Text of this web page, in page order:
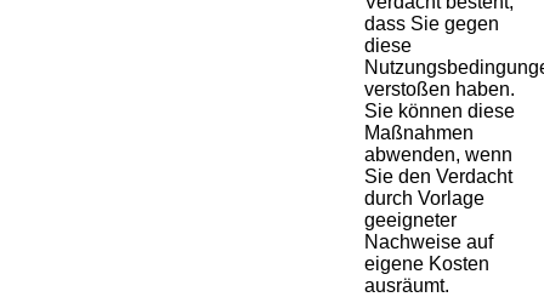
dass Sie gegen
diese
verstoßen haben.
Sie können diese
Maßnahmen
abwenden, wenn
Sie den Verdacht
durch Vorlage
geeigneter
Nachweise auf
eigene Kosten
ausräumt.